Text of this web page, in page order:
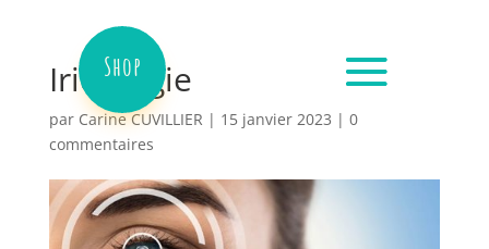
Shop
Iridologie
par Carine CUVILLIER | 15 janvier 2023 | 0
commentaires